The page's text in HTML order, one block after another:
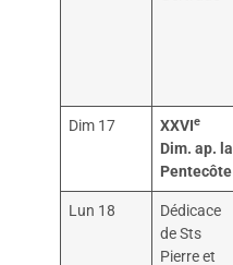
Dim 17 XXVIe
Dim. ap. la
Pentecôte
Lun 18
Dédicace
de Sts
Pierre et